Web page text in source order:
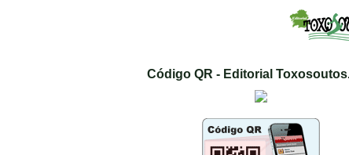
Código QR - Editorial